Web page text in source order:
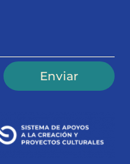
Enviar